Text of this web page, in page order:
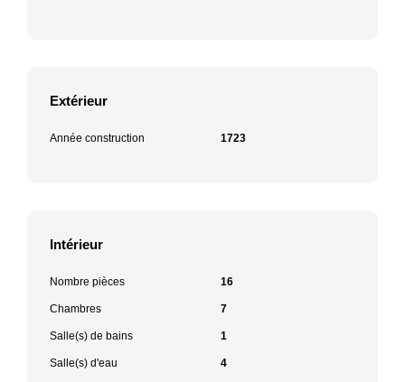
Extérieur
Année construction 1723
Intérieur
Nombre pièces 16
Chambres 7
Salle(s) de bains 1
Salle(s) d'eau 4